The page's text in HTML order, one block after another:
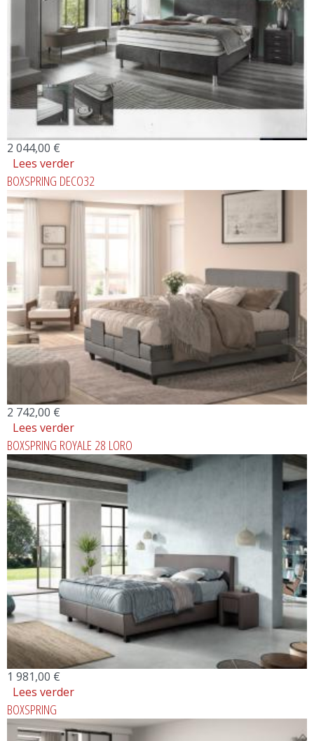
2 044,00 €
Lees verder
BOXSPRING DECO32
2 742,00 €
Lees verder
BOXSPRING ROYALE 28 LORO
1 981,00 €
Lees verder
BOXSPRING